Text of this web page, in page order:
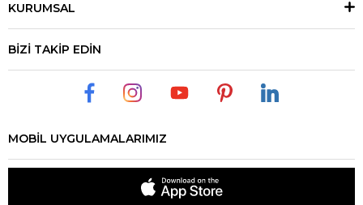
KURUMSAL
BİZİ TAKİP EDİN
MOBİL UYGULAMALARIMIZ